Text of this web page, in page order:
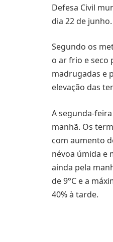
Defesa Civil
dia 22 de junho.
Segundo os
o ar frio e seco
madrugadas e
elevação das
A segunda-
manhã. Os
com aumento
névoa úmida e
ainda pela
de 9°C e a
40% à tarde.